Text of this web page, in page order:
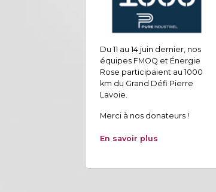
Du 11 au 14 juin dernier, nos
équipes FMOQ et Énergie
Rose participaient au 1000
km du Grand Défi Pierre
Lavoie.
Merci à nos donateurs !
En savoir plus